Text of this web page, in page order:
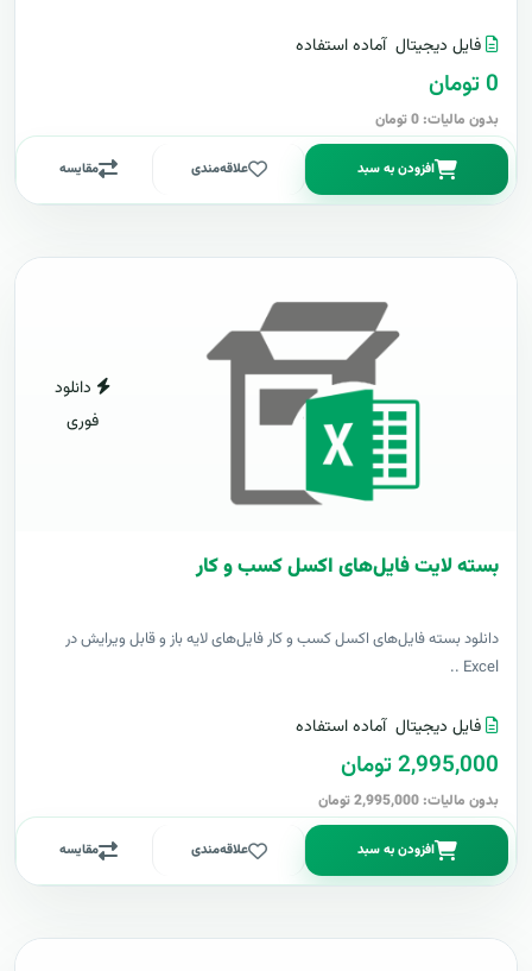
فایل دیجیتال آماده استفاده
0 تومان
بدون مالیات: 0 تومان
افزودن به سبد علاقه‌مندی مقایسه
دانلود
فوری
بسته لایت فایل‌های اکسل کسب و کار
دانلود بسته فایل‌های اکسل کسب و کار فایل‌های لایه باز و قابل ویرایش در
Excel ..
فایل دیجیتال آماده استفاده
2,995,000 تومان
بدون مالیات: 2,995,000 تومان
افزودن به سبد علاقه‌مندی مقایسه